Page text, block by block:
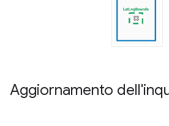
Aggiornamento